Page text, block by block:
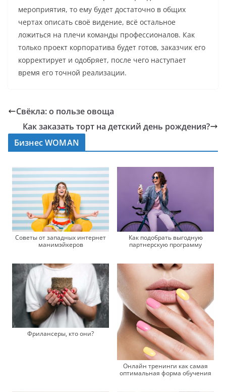
мероприятия, то ему будет достаточно в общих
чертах описать своё видение, всё остальное
ложиться на плечи команды профессионалов. Как
только проект корпоратива будет готов, заказчик его
корректирует и одобряет, после чего наступает
время его точной реализации.
Свёкла: о пользе овоща
Как заказать торт на детский день рождения?
Бизнес WOMAN
Советы от западных интернет
манимэйкеров
Как подобрать выгодную
партнерскую программу
Фрилансеры, кто они?
Онлайн тренинги как самая
оптимальная форма обучения